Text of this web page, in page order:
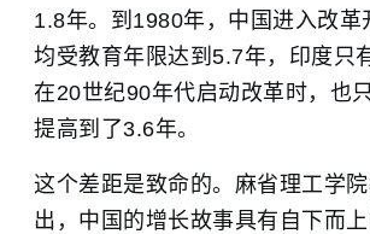
1.8年。到1980年，中国进入改革
均受教育年限达到5.7年，印度只
在20世纪90年代启动改革时，也
提高到了3.6年。
这个差距是致命的。麻省理工学
出，中国的增长故事具有自下而